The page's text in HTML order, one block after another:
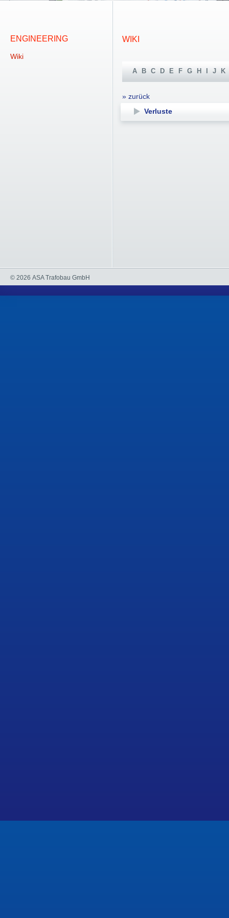
ENGINEERING
Wiki
WIKI
A B C D E F G H J K
» zurück
Verluste
© 2026 ASA Trafobau GmbH